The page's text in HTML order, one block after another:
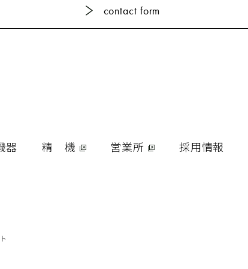
contact form
器 精 機 営業所 採用情報